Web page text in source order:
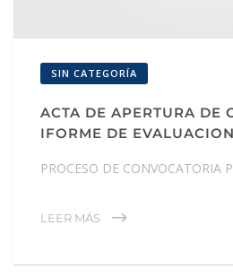
SIN CATEGORÍA
ACTA DE APERTURA DE
IFORME DE EVALUACION
PROCESO DE CONVOCATORIA
LEER MÁS